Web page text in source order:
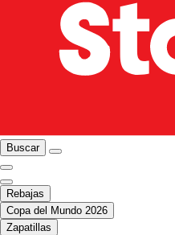
Buscar
Rebajas
Copa del Mundo 2026
Zapatillas